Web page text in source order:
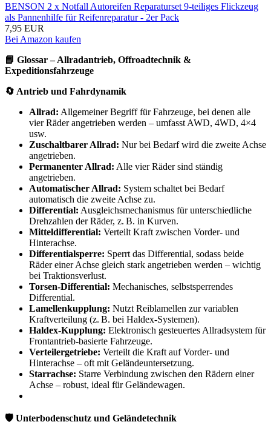
BENSON 2 x Notfall Autoreifen Reparaturset 9-teiliges Flickzeug
als Pannenhilfe für Reifenreparatur - 2er Pack
7,95 EUR
Bei Amazon kaufen
📘 Glossar – Allradantrieb, Offroadtechnik &
Expeditionsfahrzeuge
🔄 Antrieb und Fahrdynamik
Allrad: Allgemeiner Begriff für Fahrzeuge, bei denen alle
vier Räder angetrieben werden – umfasst AWD, 4WD, 4×4
usw.
Zuschaltbarer Allrad: Nur bei Bedarf wird die zweite Achse
angetrieben.
Permanenter Allrad: Alle vier Räder sind ständig
angetrieben.
Automatischer Allrad: System schaltet bei Bedarf
automatisch die zweite Achse zu.
Differential: Ausgleichsmechanismus für unterschiedliche
Drehzahlen der Räder, z. B. in Kurven.
Mitteldifferential: Verteilt Kraft zwischen Vorder- und
Hinterachse.
Differentialsperre: Sperrt das Differential, sodass beide
Räder einer Achse gleich stark angetrieben werden – wichtig
bei Traktionsverlust.
Torsen-Differential: Mechanisches, selbstsperrendes
Differential.
Lamellenkupplung: Nutzt Reiblamellen zur variablen
Kraftverteilung (z. B. bei Haldex-Systemen).
Haldex-Kupplung: Elektronisch gesteuertes Allradsystem für
Frontantrieb-basierte Fahrzeuge.
Verteilergetriebe: Verteilt die Kraft auf Vorder- und
Hinterachse – oft mit Geländeuntersetzung.
Starrachse: Starre Verbindung zwischen den Rädern einer
Achse – robust, ideal für Geländewagen.
🛡️ Unterbodenschutz und Geländetechnik